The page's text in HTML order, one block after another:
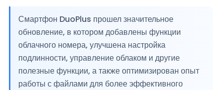
Смартфон DuoPlus прошел значительное
обновление, в котором добавлены функции
облачного номера, улучшена настройка
подлинности, управление облаком и другие
полезные функции, а также оптимизирован опыт
работы с файлами для более эффективного